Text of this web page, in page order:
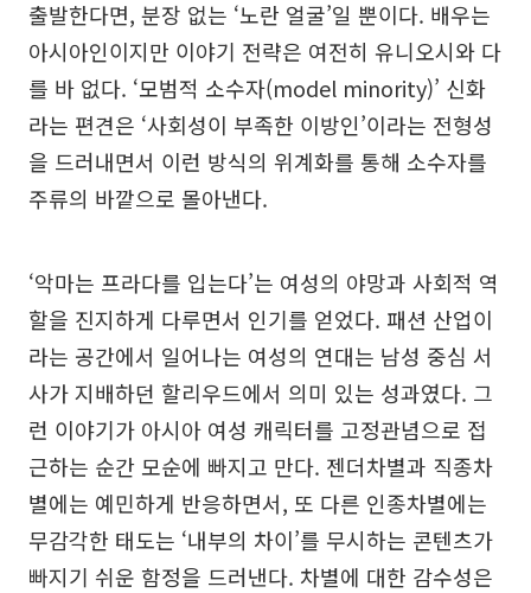
출발한다면, 분장 없는 ‘노란 얼굴’일 뿐이다. 배우는
아시아인이지만 이야기 전략은 여전히 유니오시와 다
를 바 없다. ‘모범적 소수자(model minority)’ 신화
라는 편견은 ‘사회성이 부족한 이방인’이라는 전형성
을 드러내면서 이런 방식의 위계화를 통해 소수자를
주류의 바깥으로 몰아낸다.
‘악마는 프라다를 입는다’는 여성의 야망과 사회적 역
할을 진지하게 다루면서 인기를 얻었다. 패션 산업이
라는 공간에서 일어나는 여성의 연대는 남성 중심 서
사가 지배하던 할리우드에서 의미 있는 성과였다. 그
런 이야기가 아시아 여성 캐릭터를 고정관념으로 접
근하는 순간 모순에 빠지고 만다. 젠더차별과 직종차
별에는 예민하게 반응하면서, 또 다른 인종차별에는
무감각한 태도는 ‘내부의 차이’를 무시하는 콘텐츠가
빠지기 쉬운 함정을 드러낸다. 차별에 대한 감수성은